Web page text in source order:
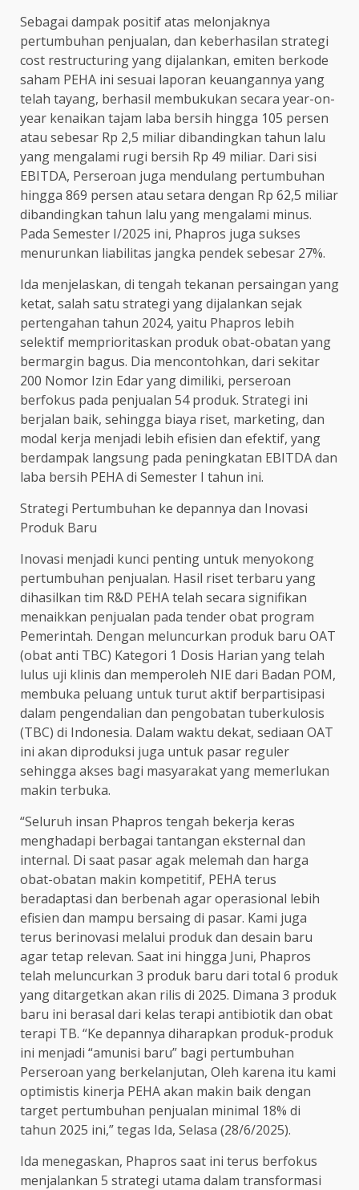
Sebagai dampak positif atas melonjaknya
pertumbuhan penjualan, dan keberhasilan strategi
cost restructuring yang dijalankan, emiten berkode
saham PEHA ini sesuai laporan keuangannya yang
telah tayang, berhasil membukukan secara year-on-
year kenaikan tajam laba bersih hingga 105 persen
atau sebesar Rp 2,5 miliar dibandingkan tahun lalu
yang mengalami rugi bersih Rp 49 miliar. Dari sisi
EBITDA, Perseroan juga mendulang pertumbuhan
hingga 869 persen atau setara dengan Rp 62,5 miliar
dibandingkan tahun lalu yang mengalami minus.
Pada Semester I/2025 ini, Phapros juga sukses
menurunkan liabilitas jangka pendek sebesar 27%.
Ida menjelaskan, di tengah tekanan persaingan yang
ketat, salah satu strategi yang dijalankan sejak
pertengahan tahun 2024, yaitu Phapros lebih
selektif memprioritaskan produk obat-obatan yang
bermargin bagus. Dia mencontohkan, dari sekitar
200 Nomor Izin Edar yang dimiliki, perseroan
berfokus pada penjualan 54 produk. Strategi ini
berjalan baik, sehingga biaya riset, marketing, dan
modal kerja menjadi lebih efisien dan efektif, yang
berdampak langsung pada peningkatan EBITDA dan
laba bersih PEHA di Semester I tahun ini.
Strategi Pertumbuhan ke depannya dan Inovasi
Produk Baru
Inovasi menjadi kunci penting untuk menyokong
pertumbuhan penjualan. Hasil riset terbaru yang
dihasilkan tim R&D PEHA telah secara signifikan
menaikkan penjualan pada tender obat program
Pemerintah. Dengan meluncurkan produk baru OAT
(obat anti TBC) Kategori 1 Dosis Harian yang telah
lulus uji klinis dan memperoleh NIE dari Badan POM,
membuka peluang untuk turut aktif berpartisipasi
dalam pengendalian dan pengobatan tuberkulosis
(TBC) di Indonesia. Dalam waktu dekat, sediaan OAT
ini akan diproduksi juga untuk pasar reguler
sehingga akses bagi masyarakat yang memerlukan
makin terbuka.
“Seluruh insan Phapros tengah bekerja keras
menghadapi berbagai tantangan eksternal dan
internal. Di saat pasar agak melemah dan harga
obat-obatan makin kompetitif, PEHA terus
beradaptasi dan berbenah agar operasional lebih
efisien dan mampu bersaing di pasar. Kami juga
terus berinovasi melalui produk dan desain baru
agar tetap relevan. Saat ini hingga Juni, Phapros
telah meluncurkan 3 produk baru dari total 6 produk
yang ditargetkan akan rilis di 2025. Dimana 3 produk
baru ini berasal dari kelas terapi antibiotik dan obat
terapi TB. “Ke depannya diharapkan produk-produk
ini menjadi “amunisi baru” bagi pertumbuhan
Perseroan yang berkelanjutan, Oleh karena itu kami
optimistis kinerja PEHA akan makin baik dengan
target pertumbuhan penjualan minimal 18% di
tahun 2025 ini,” tegas Ida, Selasa (28/6/2025).
Ida menegaskan, Phapros saat ini terus berfokus
menjalankan 5 strategi utama dalam transformasi